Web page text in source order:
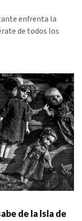
enfrenta la
de todos los
de la Isla de